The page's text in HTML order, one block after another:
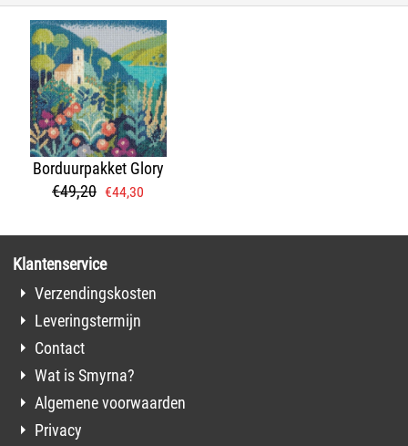
Borduurpakket Glory
€49,20 €44,30
Klantenservice
Verzendingskosten
Leveringstermijn
Contact
Wat is Smyrna?
Algemene voorwaarden
Privacy